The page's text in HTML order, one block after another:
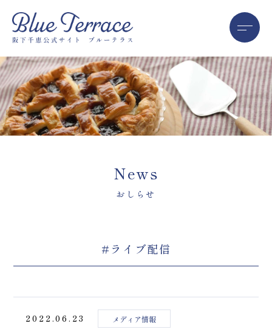
News
おしらせ
#ライブ配信
2022.06.23 メディア情報